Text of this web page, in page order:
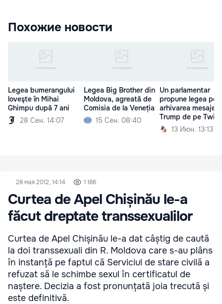
Похожие новости
Legea bumerangului
loveşte în Mihai
Ghimpu după 7 ani
28 Сен. 14:07
Legea Big Brother din
Moldova, agreată de
Comisia de la Veneția
15 Сен. 08:40
Un parlamentar
propune legea
arhivarea
Trump de pe
13 Июн. 13:13
28 мая 2012, 14:14 1 186
Curtea de Apel Chișinău le-a
făcut dreptate transsexualilor
Curtea de Apel Chișinău le-a dat câștig de caută
la doi transsexuali din R. Moldova care s-au plâns
în instanță pe faptul că Serviciul de stare civilă a
refuzat să le schimbe sexul în certificatul de
naștere. Decizia a fost pronunțată joia trecută și
este definitivă.